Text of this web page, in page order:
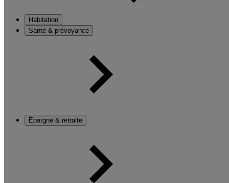
Habitation
Santé & prévoyance
Épargne & retraite